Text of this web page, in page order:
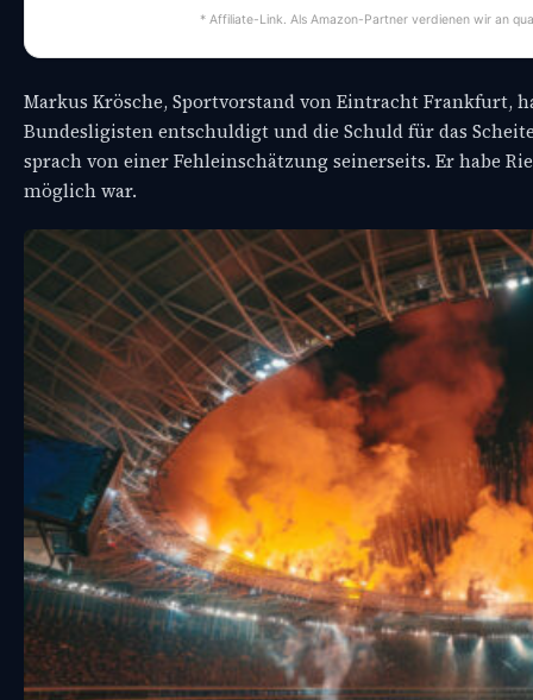
* Affiliate-Link. Als Amazon-Partner verdienen wir an
Markus Krösche, Sportvorstand von Eintracht Frankfurt,
Bundesligisten entschuldigt und die Schuld für das
sprach von einer Fehleinschätzung seinerseits. Er habe
möglich war.